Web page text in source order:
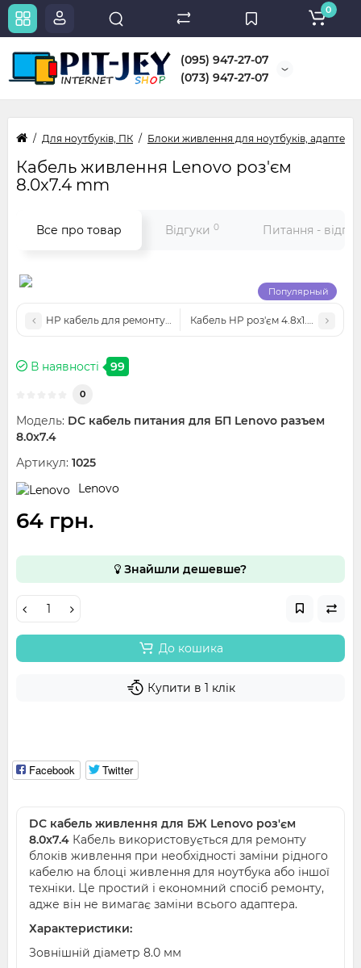
(095) 947-27-07
(073) 947-27-07
0
Для ноутбуків, ПК Блоки живлення для ноутбуків, адаптери
Кабель живлення Lenovo роз'єм
8.0x7.4 mm
Все про товар Відгуки 0 Питання -
Популярный
HP кабель для ремонту роз'єм 4.5x3.0 blueКабель HP роз'єм 4.8x1.7 мм для
В наявності 99
0
Модель: DC кабель питания для БП Lenovo разъем
8.0x7.4
Артикул: 1025
Lenovo
64 грн.
Знайшли дешевше?
До кошика
Купити в 1 клік
Facebook Twitter
DC кабель живлення для БЖ Lenovo роз'єм
8.0x7.4 Кабель використовується для ремонту
блоків живлення при необхідності заміни рідного
кабелю на блоці живлення для ноутбука або іншої
техніки. Це простий і економний спосіб ремонту,
адже він не вимагає заміни всього адаптера.
Характеристики:
Зовнішній діаметр 8.0 мм